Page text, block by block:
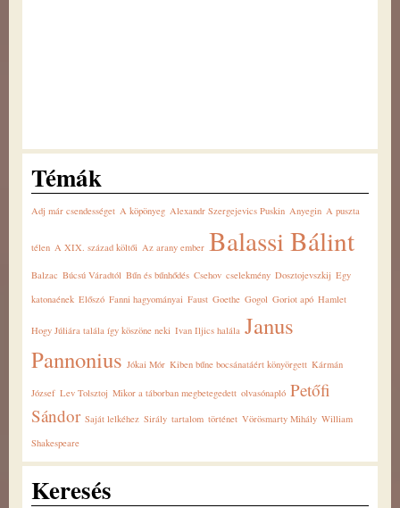
Témák
Adj már csendességet A köpönyeg Alexandr Szergejevics Puskin Anyegin A puszta
télen A XIX. század költői Az arany ember Balassi Bálint
Balzac Búcsú Váradtól Bűn és bűnhődés Csehov cselekmény Dosztojevszkij Egy
katonaének Előszó Fanni hagyományai Faust Goethe Gogol Goriot apó Hamlet
Hogy Júliára talála így köszöne neki Ivan Iljics halála Janus
Pannonius Jókai Mór Kiben bűne bocsánatáért könyörgett Kármán
József Lev Tolsztoj Mikor a táborban megbetegedett olvasónapló Petőfi
Sándor Saját lelkéhez Sirály tartalom történet Vörösmarty Mihály William
Shakespeare
Keresés